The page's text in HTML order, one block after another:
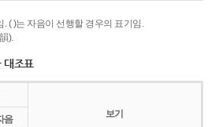
. ( )는 자음이 선행할 경우의 표기임.
).
대조표
보기
음